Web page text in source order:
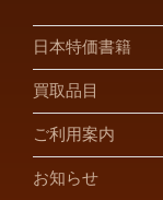
日本特価書籍
買取品目
ご利用案内
お知らせ